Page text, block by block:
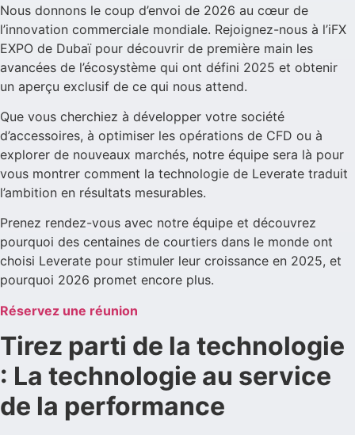
Nous donnons le coup d’envoi de 2026 au cœur de
l’innovation commerciale mondiale. Rejoignez-nous à l’iFX
EXPO de Dubaï pour découvrir de première main les
avancées de l’écosystème qui ont défini 2025 et obtenir
un aperçu exclusif de ce qui nous attend.
Que vous cherchiez à développer votre société
d’accessoires, à optimiser les opérations de CFD ou à
explorer de nouveaux marchés, notre équipe sera là pour
vous montrer comment la technologie de Leverate traduit
l’ambition en résultats mesurables.
Prenez rendez-vous avec notre équipe et découvrez
pourquoi des centaines de courtiers dans le monde ont
choisi Leverate pour stimuler leur croissance en 2025, et
pourquoi 2026 promet encore plus.
Réservez une réunion
Tirez parti de la technologie
: La technologie au service
de la performance